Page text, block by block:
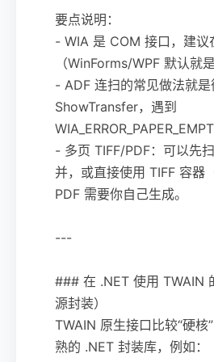
要点说明：
- WIA 是 COM 接口，建议
（WinForms/WPF 默认就是
- ADF 连扫的常见做法就是
ShowTransfer，遇到
- 多页 TIFF/PDF：可以先
并，或直接使用 TIFF 容器
PDF 需要你自己生成。
---
### 在 .NET 使用 TWAIN
源封装）
TWAIN 原生接口比较“硬核
熟的 .NET 封装库，例如：